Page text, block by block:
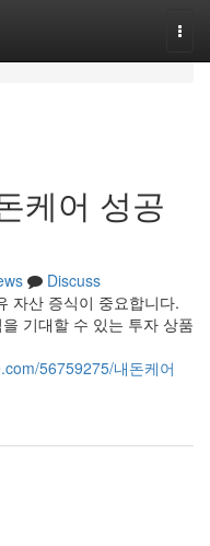
케어 성공
Discuss
자산 증식이 중요합니다.
기대할 수 있는 투자 상품
56759275/내돈케어